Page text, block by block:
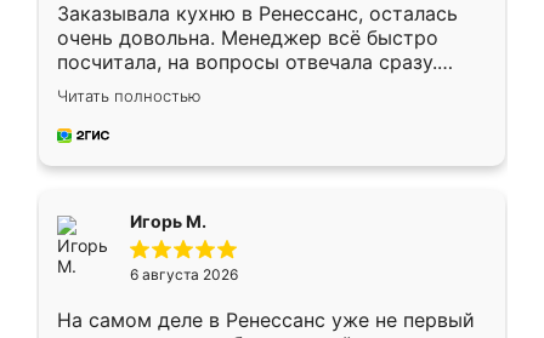
Заказывала кухню в Ренессанс, осталась
очень довольна. Менеджер всё быстро
посчитала, на вопросы отвечала сразу.
Замерщик приехал в субботу, подошёл к
делу со всей ответственностью. Собрали
за день, ребята работали аккуратно, даже
Читать полностью
Игорь М.
6 августа 2026
На самом деле в Ренессанс уже не первый